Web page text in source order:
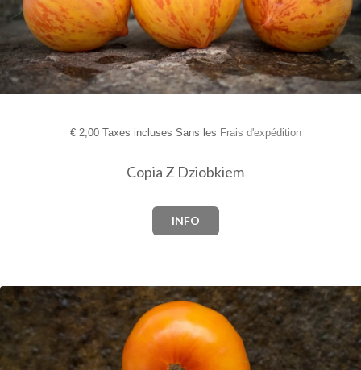
€2,00 Taxes incluses Sans les Frais d'expédition
Copia Z Dziobkiem
INFO